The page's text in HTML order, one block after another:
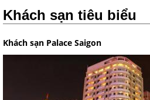
Khách sạn tiêu biểu
Khách sạn Palace Saigon